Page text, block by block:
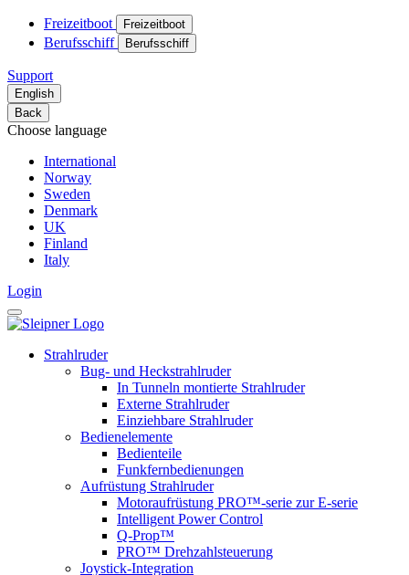
Freizeitboot Freizeitboot
Berufsschiff Berufsschiff
Support
English
Back
Choose language
International
Norway
Sweden
Denmark
UK
Finland
Italy
Login
Strahlruder
Bug- und Heckstrahlruder
In Tunneln montierte Strahlruder
Externe Strahlruder
Einziehbare Strahlruder
Bedienelemente
Bedienteile
Funkfernbedienungen
Aufrüstung Strahlruder
Motoraufrüstung PRO™-serie zur E-serie
Intelligent Power Control
Q-Prop™
PRO™ Drehzahlsteuerung
Joystick-Integration